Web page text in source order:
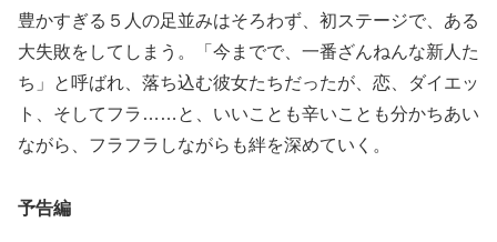
豊かすぎる５人の足並みはそろわず、初ステージで、ある
大失敗をしてしまう。「今までで、一番ざんねんな新人た
ち」と呼ばれ、落ち込む彼女たちだったが、恋、ダイエッ
ト、そしてフラ……と、いいことも辛いことも分かちあい
ながら、フラフラしながらも絆を深めていく。
予告編